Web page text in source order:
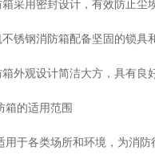
锈钢消防箱配备坚固的锁具
外观设计简洁大方，具有良
箱的适用范围
于各类场所和环境，为消